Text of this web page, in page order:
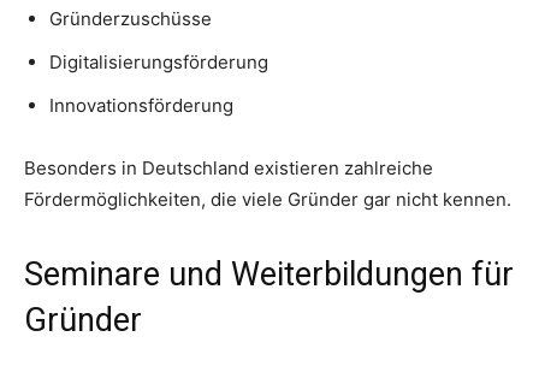
Gründerzuschüsse
Digitalisierungsförderung
Innovationsförderung
Besonders in Deutschland existieren zahlreiche
Fördermöglichkeiten, die viele Gründer gar nicht kennen.
Seminare und Weiterbildungen für
Gründer